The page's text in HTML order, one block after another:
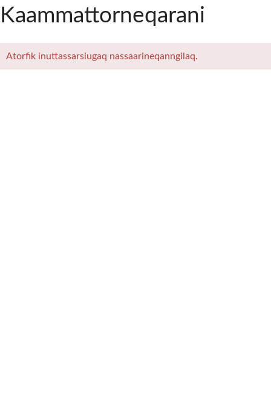
Kaammattorneqarani
Atorfik inuttassarsiugaq nassaarineqanngilaq.